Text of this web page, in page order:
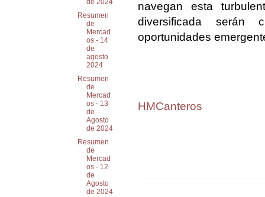
navegan esta
diversificada serán
oportunidades
HMCanteros
de 2024
Resumen
de
Mercad
os - 14
de
agosto
2024
Resumen
de
Mercad
os - 13
de
Agosto
de 2024
Resumen
de
Mercad
os - 12
de
Agosto
de 2024